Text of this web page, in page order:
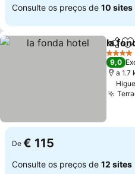
Consulte os preços de 10 sites
la
4 Estrelas
9,0
a 1.7
De € 115
Consulte os preços de 12 sites